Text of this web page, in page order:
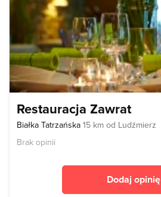
Restauracja Zawrat
Białka Tatrzańska 15 km od Ludźmierz
Brak opinii
Dodaj opinię